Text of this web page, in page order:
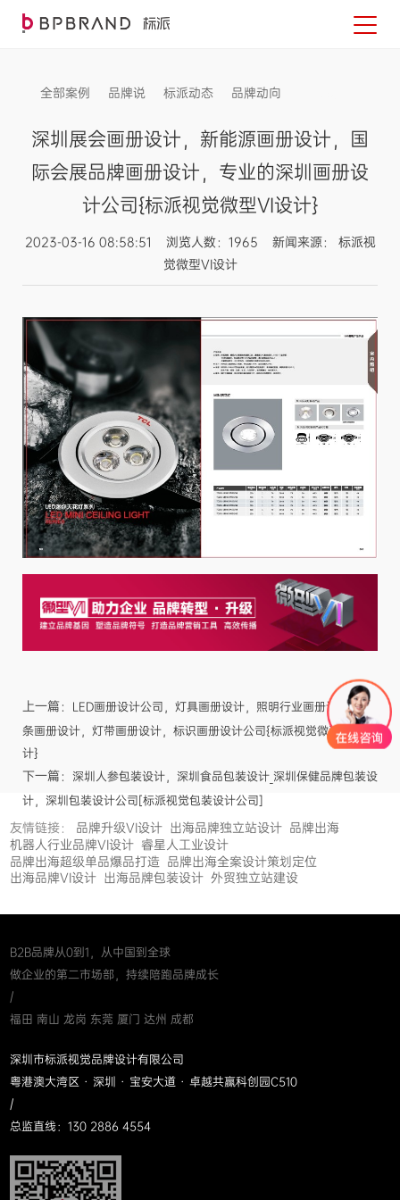
全部案例 品牌说 标派动态 品牌动向
深圳展会画册设计，新能源画册设计，国
际会展品牌画册设计，专业的深圳画册设
计公司{标派视觉微型VI设计}
2023-03-16 08:58:51 浏览人数：1965 新闻来源： 标派视
觉微型VI设计
上一篇： LED画册设计公司，灯具画册设计，照明行业画册设计，灯
条画册设计，灯带画册设计，标识画册设计公司{标派视觉微型VI设
计}
下一篇： 深圳人参包装设计，深圳食品包装设计_深圳保健品牌包装设
计，深圳包装设计公司[标派视觉包装设计公司]
友情链接： 品牌升级VI设计 出海品牌独立站设计 品牌出海
机器人行业品牌VI设计 睿星人工业设计
品牌出海超级单品爆品打造 品牌出海全案设计策划定位
出海品牌VI设计 出海品牌包装设计 外贸独立站建设
B2B品牌从0到1，从中国到全球
做企业的第二市场部，持续陪跑品牌成长
/
福田 南山 龙岗 东莞 厦门 达州 成都
深圳市标派视觉品牌设计有限公司
粤港澳大湾区 · 深圳 · 宝安大道 · 卓越共赢科创园C510
/
总监直线：130 2886 4554